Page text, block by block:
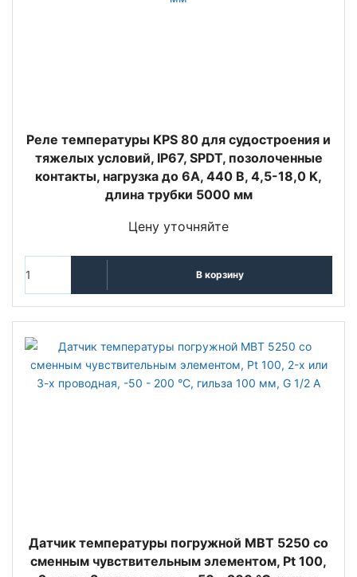
Реле температуры KPS 80 для судостроения и
тяжелых условий, IP67, SPDT, позолоченные
контакты, нагрузка до 6А, 440 В, 4,5-18,0 K,
длина трубки 5000 мм
Цену уточняйте
В корзину
Датчик температуры погружной MBT 5250 со
сменным чувствительным элементом, Pt 100,